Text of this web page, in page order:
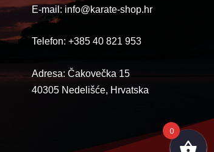
E-mail: info@karate-shop.hr
Telefon: +385 40 821 953
Adresa: Čakovečka 15
40305 Nedelišće, Hrvatska
0